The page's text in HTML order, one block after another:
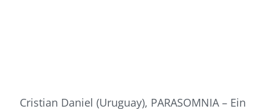
Cristian Daniel (Uruguay), PARASOMNIA – Ein